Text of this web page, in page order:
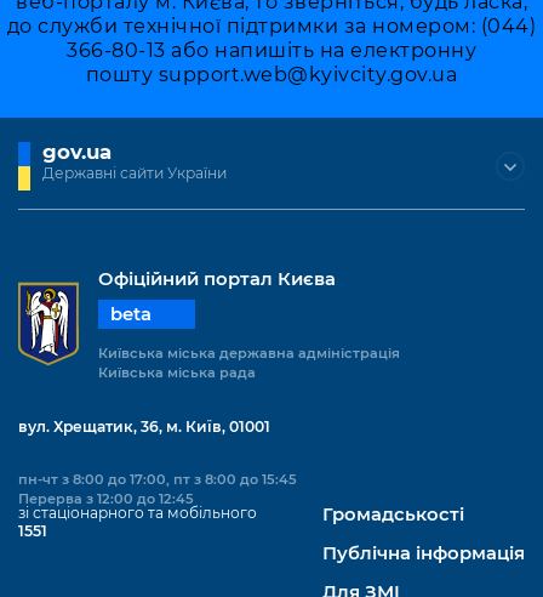
до служби технічної підтримки за номером: (044)
366-80-13 або напишіть на електронну
пошту support.web@kyivcity.gov.ua
gov.ua
Державні сайти України
Офіційний портал Києва
beta
Київська міська державна адміністрація
Київська міська рада
вул. Хрещатик, 36, м. Київ, 01001
пн-чт з 8:00 до 17:00, пт з 8:00 до 15:45
Перерва з 12:00 до 12:45
зі стаціонарного та мобільного
1551
Громадськості
Публічна інформація
Для ЗМІ